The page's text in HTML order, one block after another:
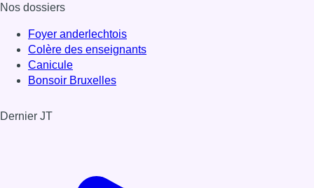
Nos dossiers
Foyer anderlechtois
Colère des enseignants
Canicule
Bonsoir Bruxelles
Dernier JT